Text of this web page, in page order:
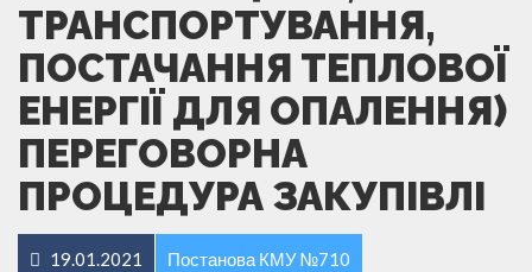
ТРАНСПОРТУВАННЯ,
ПОСТАЧАННЯ ТЕПЛОВОЇ
ЕНЕРГІЇ ДЛЯ ОПАЛЕННЯ)
ПЕРЕГОВОРНА
ПРОЦЕДУРА ЗАКУПІВЛІ
19.01.2021 Постанова КМУ №710